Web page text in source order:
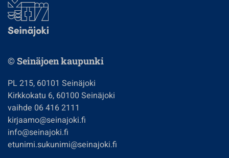
© Seinäjoen kaupunki
PL 215, 60101 Seinäjoki
Kirkkokatu 6, 60100 Seinäjoki
vaihde 06 416 2111
kirjaamo@seinajoki.fi
info@seinajoki.fi
etunimi.sukunimi@seinajoki.fi